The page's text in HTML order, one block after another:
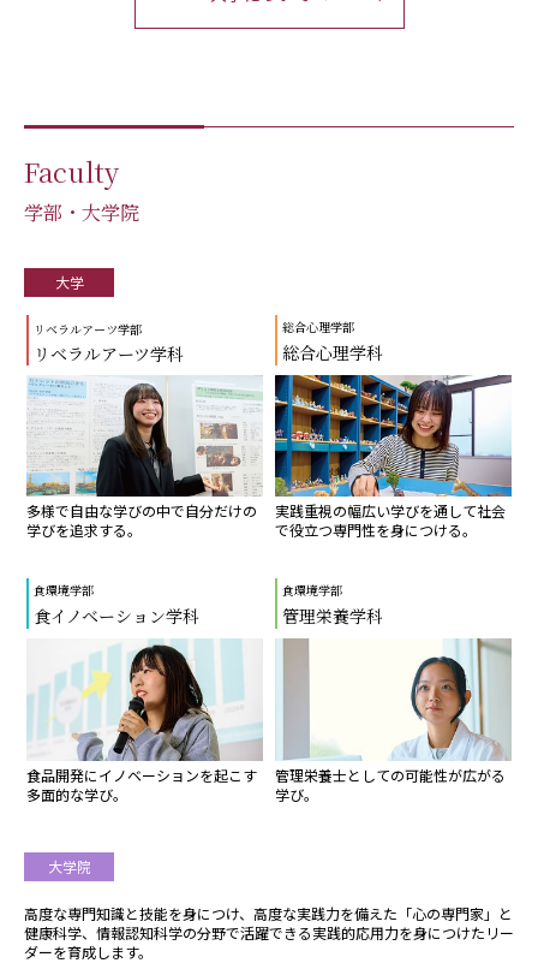
Faculty
学部・大学院
大学
リベラルアーツ学部
リベラルアーツ学科
多様で自由な学びの中で自分だけの
学びを追求する。
総合心理学部
総合心理学科
実践重視の幅広い学びを通して社会
で役立つ専門性を身につける。
食環境学部
食イノベーション学科
食品開発にイノベーションを起こす
多面的な学び。
食環境学部
管理栄養学科
管理栄養士としての可能性が広がる
学び。
大学院
高度な専門知識と技能を身につけ、高度な実践力を備えた「心の専門家」と
健康科学、情報認知科学の分野で活躍できる実践的応用力を身につけたリー
ダーを育成します。